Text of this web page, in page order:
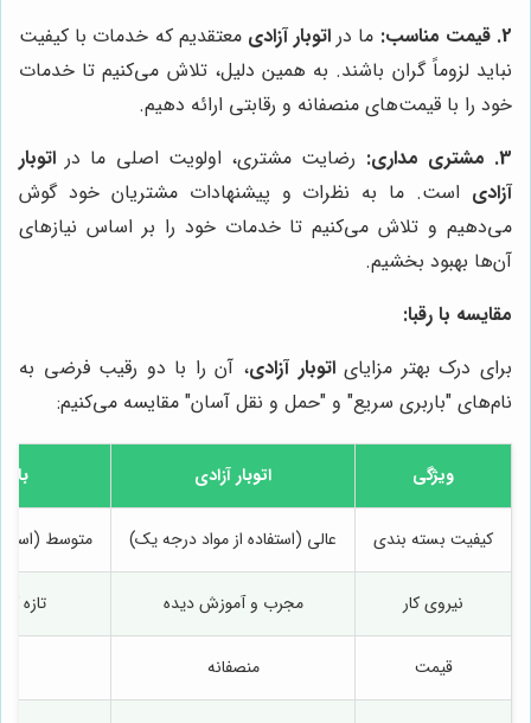
2. قیمت مناسب:
ما در اتوبار آزادی معتقدیم که خدمات با کیفیت
نباید لزوماً گران باشند. به همین دلیل، تلاش می‌کنیم تا خدمات
خود را با قیمت‌های منصفانه و رقابتی ارائه دهیم.
3. مشتری مداری:
رضایت مشتری، اولویت اصلی ما در اتوبار
آزادی است. ما به نظرات و پیشنهادات مشتریان خود گوش
می‌دهیم و تلاش می‌کنیم تا خدمات خود را بر اساس نیازهای
آن‌ها بهبود بخشیم.
مقایسه با رقبا:
برای درک بهتر مزایایاتوبار آزادی، آن را با دو رقیب فرضی به
نام‌های "باربری سریع" و "حمل و نقل آسان" مقایسه می‌کنیم:
ویژگی اتوبار آزادی
کیفیت بسته بندی عالی (استفاده از مواد درجه یک) متوسط
نیروی کار مجرب و آموزش دیده تازه
قیمت منصفانه